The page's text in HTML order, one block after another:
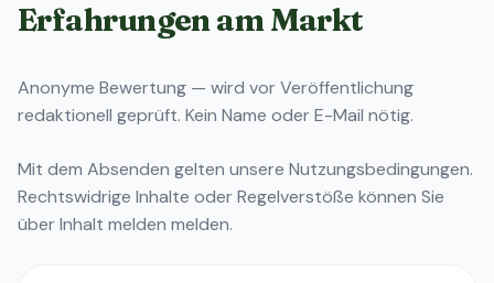
Erfahrungen am Markt
Anonyme Bewertung — wird vor Veröffentlichung
redaktionell geprüft. Kein Name oder E-Mail nötig.
Mit dem Absenden gelten unsere Nutzungsbedingungen.
Rechtswidrige Inhalte oder Regelverstöße können Sie
überInhalt melden melden.